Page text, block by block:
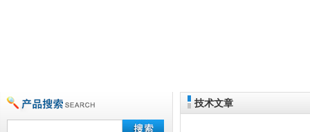
技术文章